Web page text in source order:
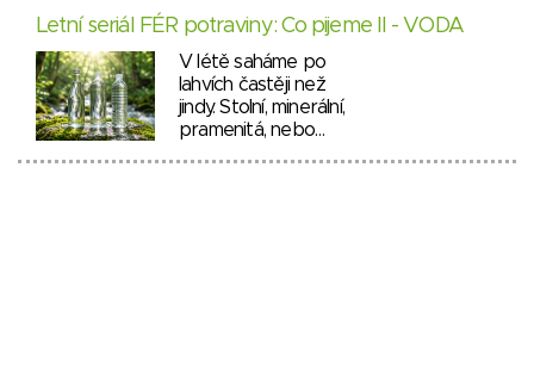
Letní seriál FÉR potraviny: Co pijeme II - VODA
V létě saháme po
lahvích častěji než
jindy. Stolní, minerální,
pramenitá, nebo…